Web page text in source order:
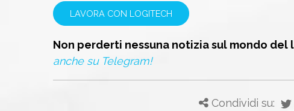
LAVORA CON LOGITECH
Non perderti nessuna notizia sul mondo del
anche su Telegram!
Condividi su: